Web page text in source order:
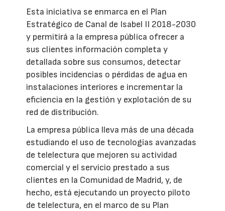
Esta iniciativa se enmarca en el Plan
Estratégico de Canal de Isabel II 2018-2030
y permitirá a la empresa pública ofrecer a
sus clientes información completa y
detallada sobre sus consumos, detectar
posibles incidencias o pérdidas de agua en
instalaciones interiores e incrementar la
eficiencia en la gestión y explotación de su
red de distribución.
La empresa pública lleva más de una década
estudiando el uso de tecnologías avanzadas
de telelectura que mejoren su actividad
comercial y el servicio prestado a sus
clientes en la Comunidad de Madrid, y, de
hecho, está ejecutando un proyecto piloto
de telelectura, en el marco de su Plan